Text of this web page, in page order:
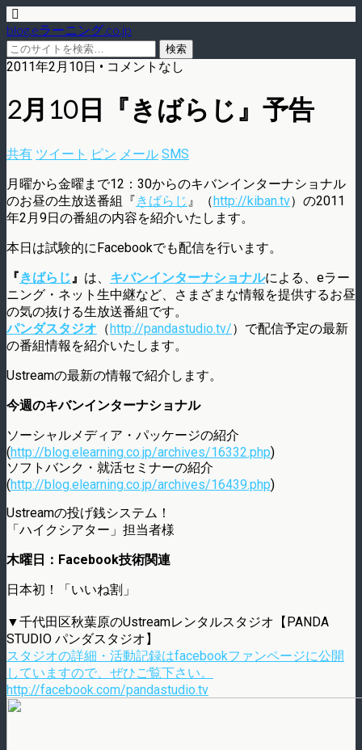
blog.eラーニング.co.jp
2011年2月10日 • コメントなし
2月10日『きばらじ』予告
共有 ツイート ピン メール SMS
月曜から金曜まで12：30からのキバンインターナショナル
のお昼の生放送番組『きばらじ 』（http://kiban.tv）の2011
年2月9日の番組の内容を紹介いたします。
本日は試験的にFacebookでも配信を行います。
『きばらじ』 は、 キバンインターナショナルによる、eラー
ニング・ネット生中継など、さまざまな情報を提供するお昼
の気の抜ける生放送番組です。
パンダスタジオ （http://pandastudio.tv/）で配信予定の最新
の番組情報を紹介いたします。
Ustreamの最新の情報で紹介します。
今週のキバンインターナショナル
ソーシャルメディア・パッケージの紹介
(http://blog.elearning.co.jp/archives/16332.php)
ソフトバンク・就活セミナーの紹介
(http://blog.elearning.co.jp/archives/16439.php)
Ustreamの投げ銭システム！
「ハイクシアター」担当者様
木曜日：Facebook技術関連
日本初！「いいね割」
▼千代田区秋葉原のUstreamレンタルスタジオ【PANDA
STUDIO パンダスタジオ】
スタジオの詳細・活動記録はfacebookファンページに公開
していますので、ぜひご覧下さい。
http://facebook.com/pandastudio.tv